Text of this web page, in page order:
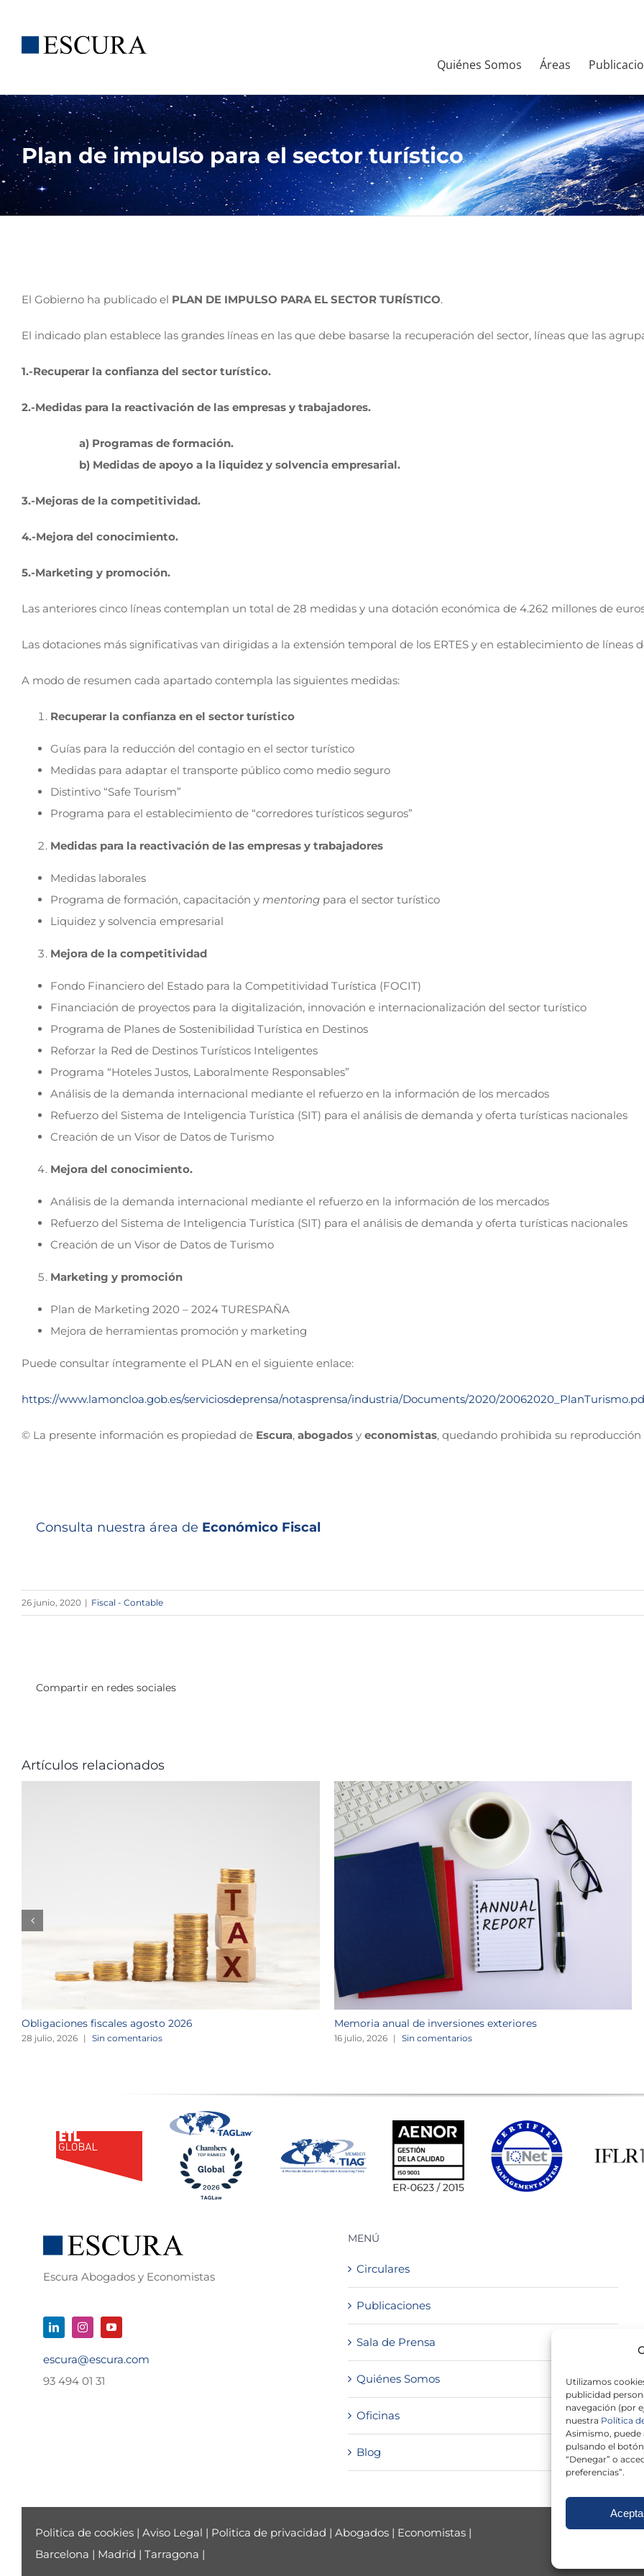
Utilizamos
publicidad
navegación (por
nuestra Política
Asimismo, puede
pulsando el
“Denegar” o
preferencias”.
contenido
Quiénes Somos Áreas
Plan de impulso para el sector turístico
El Gobierno ha publicado el PLAN DE IMPULSO PARA EL SECTOR TURÍSTICO.
El indicado plan establece las grandes líneas en las que debe basarse la recuperación del sector, líneas que las
1.-Recuperar la confianza del sector turístico.
2.-Medidas para la reactivación de las empresas y trabajadores.
a) Programas de formación.
b) Medidas de apoyo a la liquidez y solvencia empresarial.
3.-Mejoras de la competitividad.
4.-Mejora del conocimiento.
5.-Marketing y promoción.
Las anteriores cinco líneas contemplan un total de 28 medidas y una dotación económica de 4.262 millones de
Las dotaciones más significativas van dirigidas a la extensión temporal de los ERTES y en establecimiento de líneas
A modo de resumen cada apartado contempla las siguientes medidas:
Recuperar la confianza en el sector turístico
Guías para la reducción del contagio en el sector turístico
Medidas para adaptar el transporte público como medio seguro
Distintivo “Safe Tourism”
Programa para el establecimiento de “corredores turísticos seguros”
Medidas para la reactivación de las empresas y trabajadores
Medidas laborales
Programa de formación, capacitación y mentoring para el sector turístico
Liquidez y solvencia empresarial
Mejora de la competitividad
Fondo Financiero del Estado para la Competitividad Turística (FOCIT)
Financiación de proyectos para la digitalización, innovación e internacionalización del sector turístico
Programa de Planes de Sostenibilidad Turística en Destinos
Reforzar la Red de Destinos Turísticos Inteligentes
Programa “Hoteles Justos, Laboralmente Responsables”
Análisis de la demanda internacional mediante el refuerzo en la información de los mercados
Refuerzo del Sistema de Inteligencia Turística (SIT) para el análisis de demanda y oferta turísticas nacionales
Creación de un Visor de Datos de Turismo
Mejora del conocimiento.
Análisis de la demanda internacional mediante el refuerzo en la información de los mercados
Refuerzo del Sistema de Inteligencia Turística (SIT) para el análisis de demanda y oferta turísticas nacionales
Creación de un Visor de Datos de Turismo
Marketing y promoción
Plan de Marketing 2020 – 2024 TURESPAÑA
Mejora de herramientas promoción y marketing
Puede consultar íntegramente el PLAN en el siguiente enlace:
https://www.lamoncloa.gob.es/serviciosdeprensa/notasprensa/industria/Documents/2020/
© La presente información es propiedad de Escura, abogados y economistas, quedando prohibida su reproducción
Consulta nuestra área de Económico Fiscal
26 junio, 2020 | Fiscal - Contable
Compartir en redes sociales
Artículos relacionados
Obligaciones fiscales agosto 2026
28 julio, 2026 | Sin comentarios
Memoria anual de inversiones exteriores
16 julio, 2026 | Sin comentarios
Escura Abogados y Economistas
escura@escura.com
93 494 01 31
MENÚ
Circulares
Publicaciones
Sala de Prensa
Quiénes Somos
Oficinas
Blog
Politica de cookies | Aviso Legal | Politica de privacidad | Abogados| Economistas|
Barcelona | Madrid | Tarragona |